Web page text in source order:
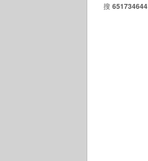
搜 651734644